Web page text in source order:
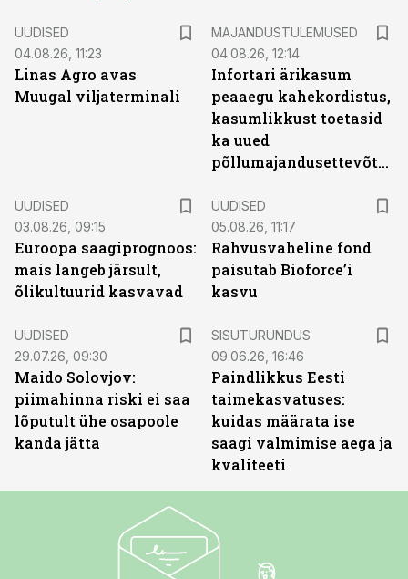
UUDISED
04.08.26, 11:23
Linas Agro avas
Muugal viljaterminali
MAJANDUSTULEMUSED
04.08.26, 12:14
Infortari ärikasum
peaaegu kahekordistus,
kasumlikkust toetasid
ka uued
põllumajandusettevõtted
UUDISED
03.08.26, 09:15
Euroopa saagiprognoos:
mais langeb järsult,
õlikultuurid kasvavad
UUDISED
05.08.26, 11:17
Rahvusvaheline fond
paisutab Bioforce’i
kasvu
UUDISED
29.07.26, 09:30
Maido Solovjov:
piimahinna riski ei saa
lõputult ühe osapoole
kanda jätta
SISUTURUNDUS
09.06.26, 16:46
Paindlikkus Eesti
taimekasvatuses:
kuidas määrata ise
saagi valmimise aega ja
kvaliteeti